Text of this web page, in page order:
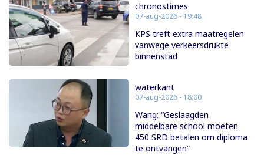
chronostimes
07-aug-2026 - 19:48
KPS treft extra maatregelen
vanwege verkeersdrukte
binnenstad
waterkant
07-aug-2026 - 18:00
Wang: “Geslaagden
middelbare school moeten
450 SRD betalen om diploma
te ontvangen”